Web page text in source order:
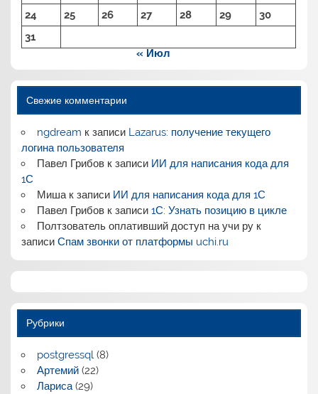
24
25 26 27 28 29
30
31
« Июл
Свежие комментарии
ngdream к записи Lazarus: получение текущего
логина пользователя
Павел Грибовк записи ИИ для написания кода для
1С
Мишак записи ИИ для написания кода для 1С
Павел Грибовк записи 1С: Узнать позицию в цикле
Полтзователь оплативший доступ на учи рук
записиСпам звонки от платформы uchi.ru
Рубрики
postgressql(8)
Артемий(22)
Лариса(29)